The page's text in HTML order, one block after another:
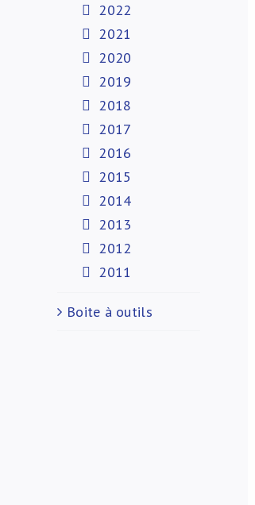
2022
2021
2020
2019
2018
2017
2016
2015
2014
2013
2012
2011
Boite à outils